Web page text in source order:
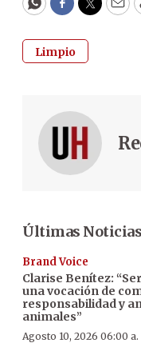
WhatsApp
Facebook
Limpio
Últimas Noticias
Brand Voice
Clarise Benítez:
una vocación de
responsabilidad y
animales”
Agosto 10, 2026 06:00 a.